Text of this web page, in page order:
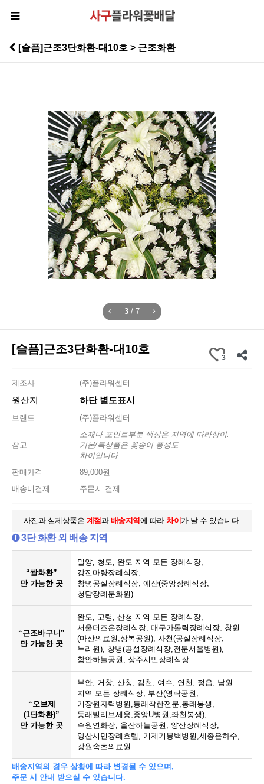
[슬픔]근조3단화환-대10호 > 근조화환
3 / 7
[슬픔]근조3단화환-대10호
3
제조사 (주)플라워센터
원산지 하단 별도표시
브랜드 (주)플라워센터
참고
소재나 포인트부분 색상은 지역에 따라상이.
기본/특상품은 꽃송이 풍성도
차이입니다.
판매가격
89,000원
배송비결제
주문시 결제
사진과 실제상품은 계절과 배송지역에 따라 차이 가 날 수 있습니다.
3단 화환 외 배송 지역
“쌀화환”
만 가능한 곳
밀양, 청도, 완도 지역 모든 장례식장,
강진마량장례식장,
창녕공설장례식장, 예산(중앙장례식장,
청담장례문화원)
“근조바구니”
만 가능한 곳
완도, 고령, 산청 지역 모든 장례식장,
서울더조은장례식장, 대구가톨릭장례식장, 창원
(마산의료원,상복공원), 사천(공설장례식장,
누리원), 창녕(공설장례식장,전문서울병원),
함안하늘공원, 상주시민장례식장
“오브제
(1단화환)”
만 가능한 곳
부안, 거창, 산청, 김천, 여수, 연천, 정읍, 남원
지역 모든 장례식장, 부산(영락공원,
기장원자력병원,동래착한전문,동래봉생,
동래빌리브세웅,중앙U병원,좌천봉생),
수원연화장, 울산하늘공원, 양산장례식장,
양산시민장례호텔, 거제거붕백병원,세종은하수,
강원속초의료원
배송지역의 경우 상황에 따라 변경될 수 있으며,
주문 시 안내 받으실 수 있습니다.